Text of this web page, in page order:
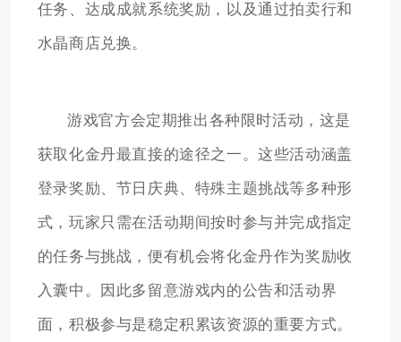
任务、达成成就系统奖励，以及通过拍卖行和
水晶商店兑换。
游戏官方会定期推出各种限时活动，这是
获取化金丹最直接的途径之一。这些活动涵盖
登录奖励、节日庆典、特殊主题挑战等多种形
式，玩家只需在活动期间按时参与并完成指定
的任务与挑战，便有机会将化金丹作为奖励收
入囊中。因此多留意游戏内的公告和活动界
面，积极参与是稳定积累该资源的重要方式。